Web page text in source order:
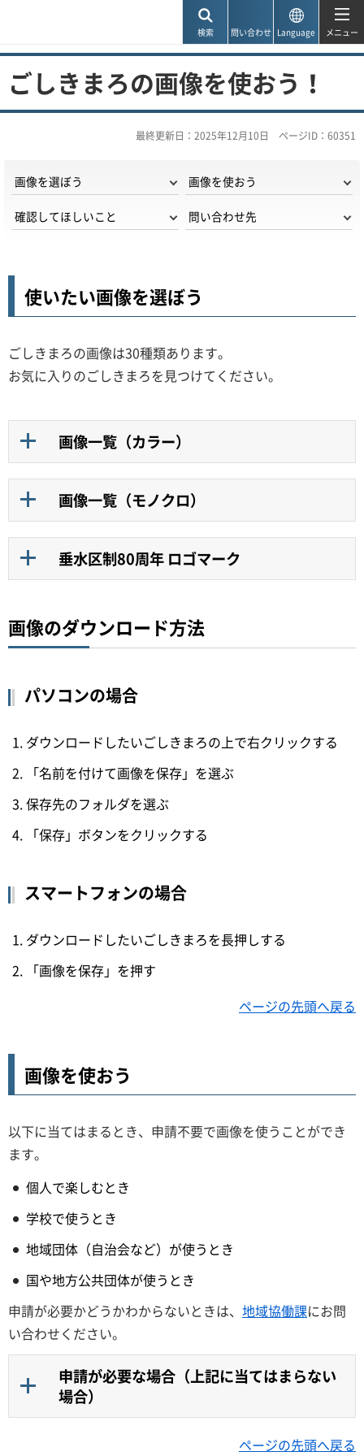
検索 問い合わせ Language メニュー
ごしきまろの画像を使おう！
最終更新日：2025年12月10日 ページID：60351
画像を選ぼう 画像を使おう
確認してほしいこと 問い合わせ先
使いたい画像を選ぼう
ごしきまろの画像は30種類あります。
お気に入りのごしきまろを見つけてください。
画像一覧（カラー）
画像一覧（モノクロ）
垂水区制80周年 ロゴマーク
画像のダウンロード方法
パソコンの場合
ダウンロードしたいごしきまろの上で右クリックする
「名前を付けて画像を保存」を選ぶ
保存先のフォルダを選ぶ
「保存」ボタンをクリックする
スマートフォンの場合
ダウンロードしたいごしきまろを長押しする
「画像を保存」を押す
ページの先頭へ戻る
画像を使おう
以下に当てはまるとき、申請不要で画像を使うことができ
ます。
個人で楽しむとき
学校で使うとき
地域団体（自治会など）が使うとき
国や地方公共団体が使うとき
申請が必要かどうかわからないときは、 地域協働課にお問
い合わせください。
申請が必要な場合（上記に当てはまらない
場合）
ページの先頭へ戻る